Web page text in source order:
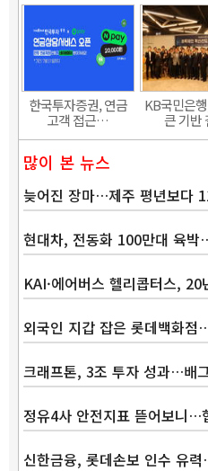
한국투자증권, 연금
고객 접근…
KB국민은
큰 기
많이 본 뉴스
늦어진 장마…제주 평년보다
현대차, 전동화 100만대 육
KAI·에어버스 헬리콥터스,
외국인 지갑 잡은 롯데백화
크래프톤, 3조 투자 성과…배
정유4사 안전지표 뜯어보니
신한금융, 롯데손보 인수 유